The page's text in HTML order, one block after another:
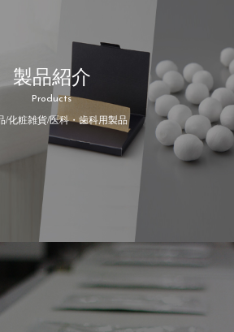
製品紹介
Products
/化粧雑貨/医科・歯科用製品